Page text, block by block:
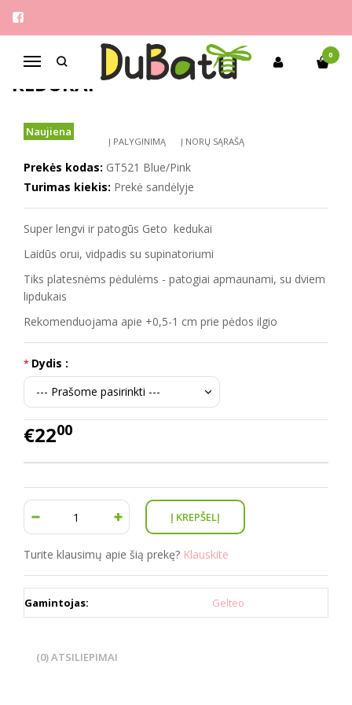
Navigacija
0
Pagrindinis
GELTEO 32-37 YPAČ LENGVI
KEDUKAI
Naujiena
Į PALYGINIMĄ Į NORŲ SĄRAŠĄ
Prekės kodas: GT521 Blue/Pink
Turimas kiekis: Prekė sandėlyje
Super lengvi ir patogūs Geto kedukai
Laidūs orui, vidpadis su supinatoriumi
Tiks platesnėms pėdulėms - patogiai apmaunami, su dviem
lipdukais
Rekomenduojama apie +0,5-1 cm prie pėdos ilgio
Dydis :
€2200
Turite klausimų apie šią prekę? Klauskite
Gamintojas: Gelteo
(0) ATSILIEPIMAI